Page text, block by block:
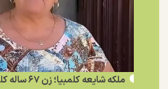
ملکه شایعه